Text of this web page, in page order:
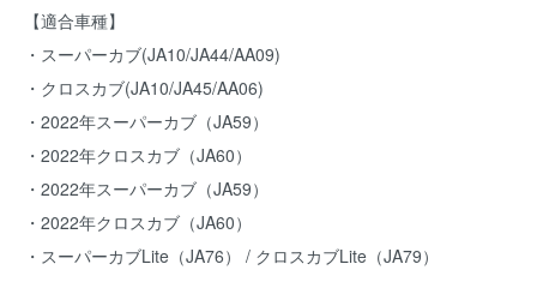
【適合車種】
・スーパーカブ(JA10/JA44/AA09)
・クロスカブ(JA10/JA45/AA06)
・2022年スーパーカブ（JA59）
・2022年クロスカブ（JA60）
・2022年スーパーカブ（JA59）
・2022年クロスカブ（JA60）
・スーパーカブLite（JA76） / クロスカブLite（JA79）